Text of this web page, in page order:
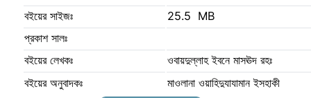
বইয়ের সাইজঃ
25.5 MB
প্রকাশ সালঃ
বইয়ের লেখকঃ
ওবায়দুল্লাহ ইবনে মাসঊদ রহঃ
বইয়ের অনুবাদকঃ
মাওলানা ওয়াহিদুযাযামান ইসহাকী